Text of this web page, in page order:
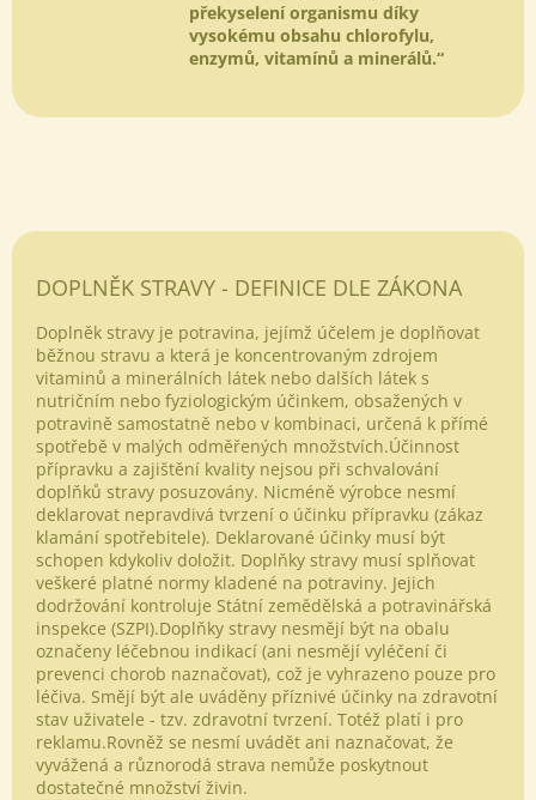
překyselení organismu díky
vysokému obsahu chlorofylu,
enzymů, vitamínů a minerálů.“
DOPLNĚK STRAVY - DEFINICE DLE ZÁKONA
Doplněk stravy je potravina, jejímž účelem je doplňovat
běžnou stravu a která je koncentrovaným zdrojem
vitaminů a minerálních látek nebo dalších látek s
nutričním nebo fyziologickým účinkem, obsažených v
potravině samostatně nebo v kombinaci, určená k přímé
spotřebě v malých odměřených množstvích.Účinnost
přípravku a zajištění kvality nejsou při schvalování
doplňků stravy posuzovány. Nicméně výrobce nesmí
deklarovat nepravdivá tvrzení o účinku přípravku (zákaz
klamání spotřebitele). Deklarované účinky musí být
schopen kdykoliv doložit. Doplňky stravy musí splňovat
veškeré platné normy kladené na potraviny. Jejich
dodržování kontroluje Státní zemědělská a potravinářská
inspekce (SZPI).Doplňky stravy nesmějí být na obalu
označeny léčebnou indikací (ani nesmějí vyléčení či
prevenci chorob naznačovat), což je vyhrazeno pouze pro
léčiva. Smějí být ale uváděny příznivé účinky na zdravotní
stav uživatele - tzv. zdravotní tvrzení. Totéž platí i pro
reklamu.Rovněž se nesmí uvádět ani naznačovat, že
vyvážená a různorodá strava nemůže poskytnout
dostatečné množství živin.
Odeslat
Powered by chaterimo